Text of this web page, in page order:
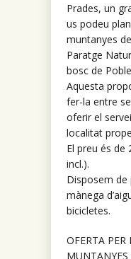
Prades, un
us podeu
muntanyes
Paratge
bosc de
Aquesta
fer-la entre
oferir el
localitat
El preu és de
incl.).
Disposem de
mànega
bicicletes.
OFERTA PER
MUNTANYES